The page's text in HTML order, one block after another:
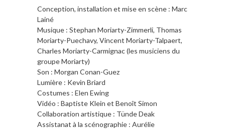
Conception, installation et mise en scène : Marc
Lainé
Musique : Stephan Moriarty-Zimmerli, Thomas
Moriarty-Puechavy, Vincent Moriarty-Talpaert,
Charles Moriarty-Carmignac (les musiciens du
groupe Moriarty)
Son : Morgan Conan-Guez
Lumière : Kevin Briard
Costumes : Elen Ewing
Vidéo : Baptiste Klein et Benoît Simon
Collaboration artistique : Tünde Deak
Assistanat à la scénographie : Aurélie